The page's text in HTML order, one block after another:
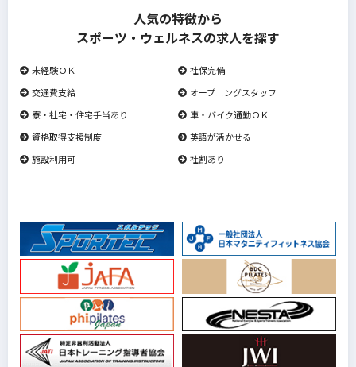
人気の特徴から
スポーツ・ウェルネスの求人を探す
未経験ＯＫ
社保完備
交通費支給
オープニングスタッフ
寮・社宅・住宅手当あり
車・バイク通勤ＯＫ
資格取得支援制度
英語が活かせる
施設利用可
社割あり